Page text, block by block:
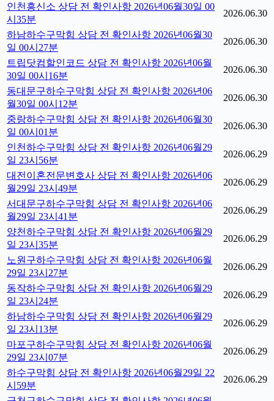
인천흥신소 상담 전 확인사항 2026년06월30일 00
시35분
2026.06.30
하남하수구막힘 상담 전 확인사항 2026년06월30
일 00시27분
2026.06.30
트립닷컴할인코드 상담 전 확인사항 2026년06월
30일 00시16분
2026.06.30
동대문구하수구막힘 상담 전 확인사항 2026년06
월30일 00시12분
2026.06.30
중랑하수구막힘 상담 전 확인사항 2026년06월30
일 00시01분
2026.06.30
인천하수구막힘 상담 전 확인사항 2026년06월29
일 23시56분
2026.06.29
대전이혼전문변호사 상담 전 확인사항 2026년06
월29일 23시49분
2026.06.29
서대문구하수구막힘 상담 전 확인사항 2026년06
월29일 23시41분
2026.06.29
양천하수구막힘 상담 전 확인사항 2026년06월29
일 23시35분
2026.06.29
노원구하수구막힘 상담 전 확인사항 2026년06월
29일 23시27분
2026.06.29
동작하수구막힘 상담 전 확인사항 2026년06월29
일 23시24분
2026.06.29
하남하수구막힘 상담 전 확인사항 2026년06월29
일 23시13분
2026.06.29
마포구하수구막힘 상담 전 확인사항 2026년06월
29일 23시07분
2026.06.29
하수구막힘 상담 전 확인사항 2026년06월29일 22
시59분
2026.06.29